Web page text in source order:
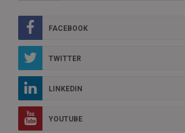
FACEBOOK
TWITTER
LINKEDIN
YOUTUBE